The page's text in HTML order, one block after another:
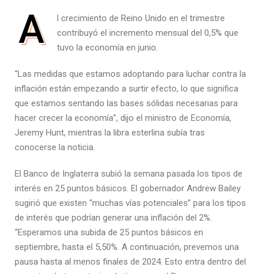
A
l crecimiento de Reino Unido en el trimestre
contribuyó el incremento mensual del 0,5% que
tuvo la economía en junio.
“Las medidas que estamos adoptando para luchar contra la
inflación están empezando a surtir efecto, lo que significa
que estamos sentando las bases sólidas necesarias para
hacer crecer la economía”, dijo el ministro de Economía,
Jeremy Hunt, mientras la libra esterlina subía tras
conocerse la noticia.
El Banco de Inglaterra subió la semana pasada los tipos de
interés en 25 puntos básicos. El gobernador Andrew Bailey
sugirió que existen “muchas vías potenciales” para los tipos
de interés que podrían generar una inflación del 2%.
“Esperamos una subida de 25 puntos básicos en
septiembre, hasta el 5,50%. A continuación, prevemos una
pausa hasta al menos finales de 2024. Esto entra dentro del